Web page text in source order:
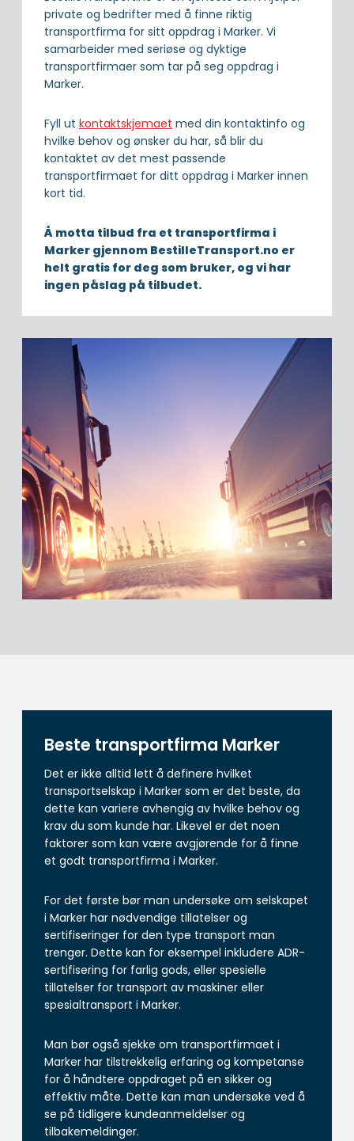
private og bedrifter med å finne riktig
transportfirma for sitt oppdrag i Marker. Vi
samarbeider med seriøse og dyktige
transportfirmaer som tar på seg oppdrag i
Marker.
Fyll ut kontaktskjemaet med din kontaktinfo og
hvilke behov og ønsker du har, så blir du
kontaktet av det mest passende
transportfirmaet for ditt oppdrag i Marker innen
kort tid.
Å motta tilbud fra et transportfirma i
Marker gjennom BestilleTransport.no er
helt gratis for deg som bruker, og vi har
ingen påslag på tilbudet.
Beste transportfirma Marker
Det er ikke alltid lett å definere hvilket
transportselskap i Marker som er det beste, da
dette kan variere avhengig av hvilke behov og
krav du som kunde har. Likevel er det noen
faktorer som kan være avgjørende for å finne
et godt transportfirma i Marker.
For det første bør man undersøke om selskapet
i Marker har nødvendige tillatelser og
sertifiseringer for den type transport man
trenger. Dette kan for eksempel inkludere ADR-
sertifisering for farlig gods, eller spesielle
tillatelser for transport av maskiner eller
spesialtransport i Marker.
Man bør også sjekke om transportfirmaet i
Marker har tilstrekkelig erfaring og kompetanse
for å håndtere oppdraget på en sikker og
effektiv måte. Dette kan man undersøke ved å
se på tidligere kundeanmeldelser og
tilbakemeldinger.